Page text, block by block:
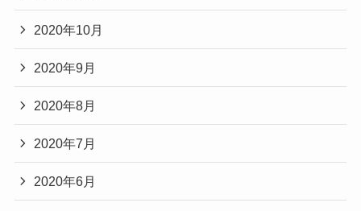
2020年10月
2020年9月
2020年8月
2020年7月
2020年6月